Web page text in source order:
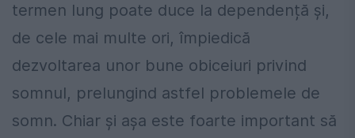
termen lung poate duce la dependență și,
de cele mai multe ori, împiedică
dezvoltarea unor bune obiceiuri privind
somnul, prelungind astfel problemele de
somn. Chiar și așa este foarte important să